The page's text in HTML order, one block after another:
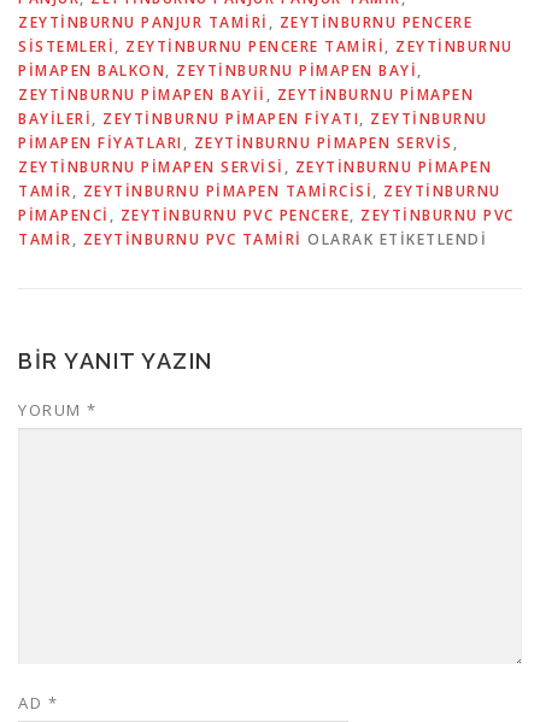
ZEYTINBURNU PANJUR TAMIRI , ZEYTINBURNU PENCERE
SISTEMLERI, ZEYTINBURNU PENCERE TAMIRI, ZEYTINBURNU
PIMAPEN BALKON, ZEYTINBURNU PIMAPEN BAYI,
ZEYTINBURNU PIMAPEN BAYII , ZEYTINBURNU PIMAPEN
BAYILERI, ZEYTINBURNU PIMAPEN FIYATI, ZEYTINBURNU
PIMAPEN FIYATLARI, ZEYTINBURNU PIMAPEN SERVIS ,
ZEYTINBURNU PIMAPEN SERVISI , ZEYTINBURNU PIMAPEN
TAMIR, ZEYTINBURNU PIMAPEN TAMIRCISI, ZEYTINBURNU
PIMAPENCI , ZEYTINBURNU PVC PENCERE, ZEYTINBURNU PVC
TAMIR, ZEYTINBURNU PVC TAMIRI OLARAK ETIKETLENDI
BIR YANIT YAZIN
YORUM *
AD *